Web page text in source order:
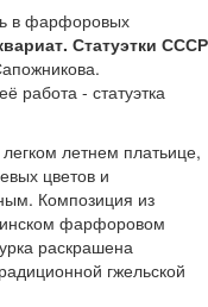
в фарфоровых
Статуэтки СССР
работа - статуэтка
летнем платьице,
цветов и
Композиция из
фарфоровом
раскрашена
гжельской